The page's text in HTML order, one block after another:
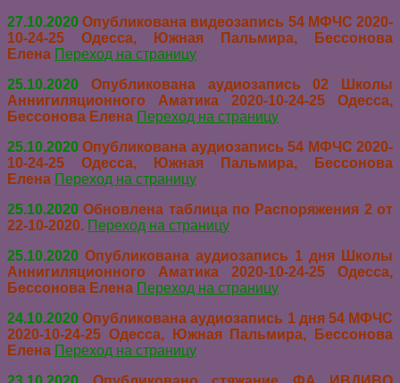
27.10.2020 Опубликована видеозапись 54 МФЧС 2020-
10-24-25 Одесса, Южная Пальмира, Бессонова
Елена Переход на страницу
25.10.2020
Опубликована аудиозапись 02 Школы
Аннигиляционного Аматика 2020-10-24-25 Одесса,
Бессонова Елена Переход на страницу
25.10.2020 Опубликована аудиозапись 54 МФЧС 2020-
10-24-25 Одесса, Южная Пальмира, Бессонова
Елена Переход на страницу
25.10.2020 Обновлена таблица по Распоряжения 2 от
22-10-2020. Переход на страницу
25.10.2020 Опубликована аудиозапись 1 дня Школы
Аннигиляционного Аматика 2020-10-24-25 Одесса,
Бессонова Елена Переход на страницу
24.10.2020 Опубликована аудиозапись 1 дня 54 МФЧС
2020-10-24-25 Одесса, Южная Пальмира, Бессонова
Елена Переход на страницу